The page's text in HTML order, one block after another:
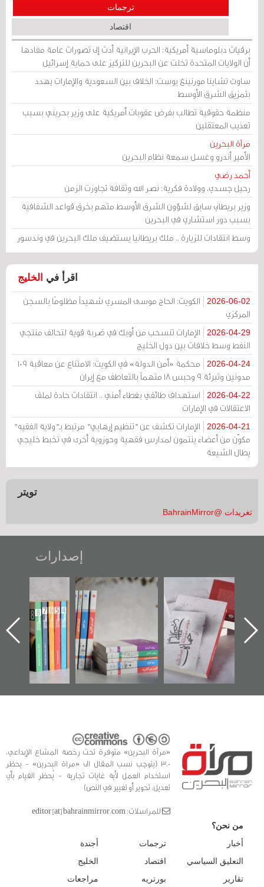
ترجمات
اقتصاد
برقيات دبلوماسية أمريكية: الحرب الإيرانية أدت إلى تصورات عامة مفادها
أن الولايات المتحدة تخلت عن البحرين للتركيز على حماية إسرائيل
ساوث تشاينا مورنينغ بوست: الخلاف بين السعودية والإمارات يهدد
بتمزيق الشرق الأوسط
منظمة حقوقية تطالب بفرض عقوبات أمريكية على وزير بحريني بسبب
تعذيب المعتقلين
مرآة البحرين
الأمير أندرو وغسل سمعة نظام البحرين
أحمد رضي
رحيل جسدي، وولادة فكرية: نصر الله وثقافة تجاوزت الزمن
وزير بريطاني سابق لشؤون الشرق الأوسط متهم بخرق قواعد الشفافية
بسبب دور استشاري في البحرين
وسط انتقادات للزيارة .. ملك بريطانيا يستضيف ملك البحرين في وندسور
اقرأ في الخليج
2026-06-02
الكويت: الحاج موسى المسري شهيداً مظلومًا بالسجن
المركزي
2026-04-29
الإمارات تنسحب من أوبك في ضربة قوية لتحالف منتجي
النفط وسط خلافات بين دول الخليج
2026-04-24
محكمة «أمن الدولة» في الكويت: الامتناع عن معاقبة 109
مدونين وتبرئة 9 وحبس 18 متهماً بالتعاطف مع إيران
2026-04-22
استهداف طائفي بغطاء أمني .. انتقادات حادة لملف
الاعتقالات في الإمارات
2026-04-21
الإمارات تكشف عن "تنظيم إرهابي" مرتبط بـ"ولاية الفقيه"
مكوّن من أعضاء ينتمون لمدارس فقهية وحوزوية أخرى في تخبط خليجي
يطال الشيعة
تويتر
تغريدات @BahrainMirror
إصدارات
"حماة الباب الأخير":
الإصدار الأول عن
اعتصام الدراز
وأحداث ساحة
الفداء لمركز أوال
للدراسات والتوثيق
تصنيف موضوعي
للوثائق البريطانية
يقدمه «مركز أوال»
في سلسلة من 5
كتب
تصدر حصاد
الساحات 2019
«مرآة البحرين» متوفرة تحت رخصة المشاع الإبداعي،
3.0 (يتوجب نسب المقال الى «مراة البحرين» - يحظر
استخدام العمل لأية غايات تجارية - يُحظر القيام بأي
تعديل، تحوير أو تغيير في النص)
للمراسلات: editor [at] bahrainmirror.com
من نحن؟
أخبار
التعليق السياسي
تقارير
ترجمات
اقتصاد
بورتريه
أجندة
الخليج
مراجعات